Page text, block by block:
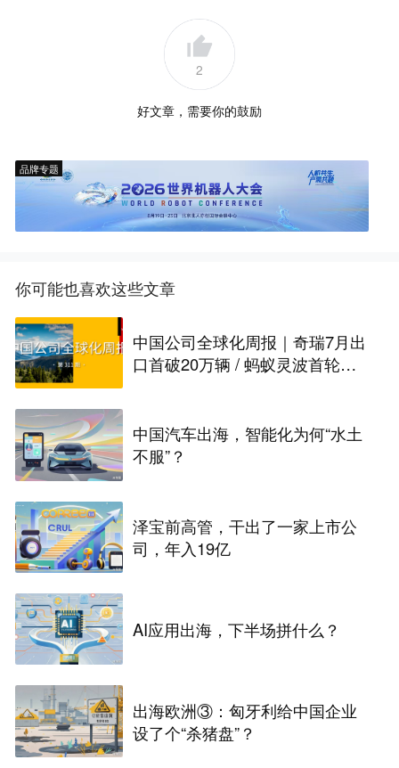
2
好文章，需要你的鼓励
品牌专题
你可能也喜欢这些文章
中国公司全球化周报｜奇瑞7月出
口首破20万辆 / 蚂蚁灵波首轮融
中国汽车出海，智能化为何“水土
不服”？
泽宝前高管，干出了一家上市公
司，年入19亿
AI应用出海，下半场拼什么？
出海欧洲③：匈牙利给中国企业
设了个“杀猪盘”？